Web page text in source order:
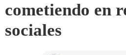
cometiendo en
sociales